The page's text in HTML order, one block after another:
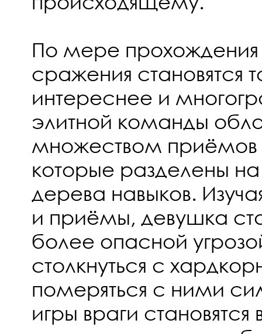
По мере
сражения становятся
интереснее и
элитной команды
множеством приёмов
которые разделены на
дерева навыков.
и приёмы, девушка
более опасной
столкнуться с
померяться с ними
игры враги становятся